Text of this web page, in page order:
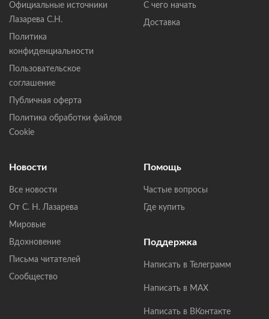
Официальные источники
Лазарева С.Н.
Политика
конфиденциальности
Пользовательское
соглашение
Публичная оферта
Политика обработки файлов
Cookie
С чего начать
Доставка
Новости
Все новости
От С. Н. Лазарева
Мировые
Вдохновение
Письма читателей
Сообщество
Помощь
Частые вопросы
Где купить
Поддержка
Написать в Телеграмм
Написать в MAX
Написать в ВКонтакте